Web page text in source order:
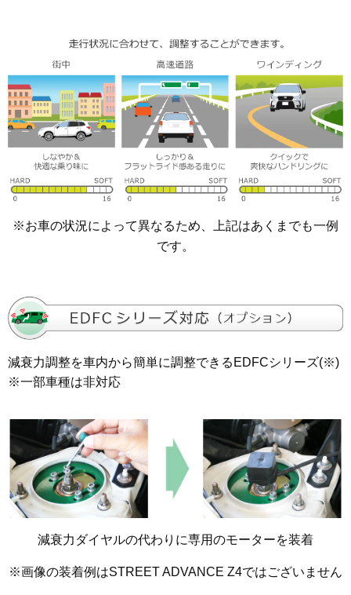
※お車の状況によって異なるため、上記はあくまでも一例
です。
減衰力調整を車内から簡単に調整できるEDFCシリーズ(※)
※一部車種は非対応
減衰力ダイヤルの代わりに専用のモーターを装着
※画像の装着例はSTREET ADVANCE Z4ではございません